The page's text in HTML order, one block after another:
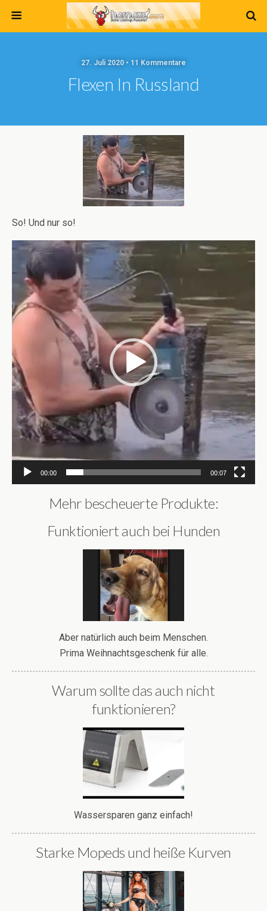
27. Juli 2020 • 11 Kommentare
Flexen In Russland
So! Und nur so!
Video-
Player
00:00 00:07
Mehr bescheuerte Produkte:
Funktioniert auch bei Hunden
Aber natürlich auch beim Menschen.
Prima Weihnachtsgeschenk für alle.
Warum sollte das auch nicht
funktionieren?
Wassersparen ganz einfach!
Starke Mopeds und heiße Kurven